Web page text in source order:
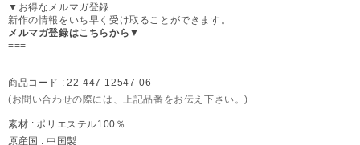
▼お得なメルマガ登録
新作の情報をいち早く受け取ることができます。
メルマガ登録はこちらから▼
===
商品コード : 22-447-12547-06
(お問い合わせの際には、上記品番をお伝え下さい。)
素材 : ポリエステル100％
原産国 : 中国製